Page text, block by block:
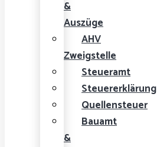
&
Auszüge
AHV
Zweigstelle
Steueramt
Steuererklärung
Quellensteuer
Bauamt
&